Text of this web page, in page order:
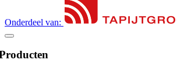
Onderdeel van: